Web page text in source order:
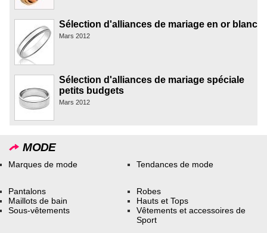
Sélection d'alliances de mariage en or blanc
Mars 2012
Sélection d'alliances de mariage spéciale
petits budgets
Mars 2012
MODE
Marques de mode Tendances de mode
Pantalons
Maillots de bain
Sous-vêtements
Robes
Hauts et Tops
Vêtements et accessoires de
Sport